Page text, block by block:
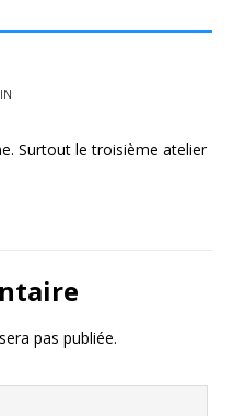
Surtout le troisième atelier
pas publiée.